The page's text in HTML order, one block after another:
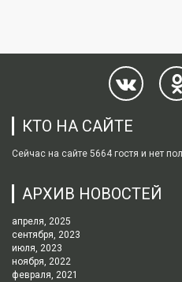
КТО НА САЙТЕ
Сейчас на сайте 5664 гостя и нет
АРХИВ НОВОСТЕЙ
апреля, 2025
сентября, 2023
июля, 2023
ноября, 2022
февраля, 2021